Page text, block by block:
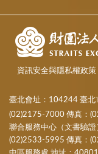
資訊安全與隱私權政策
臺北會址：104244 臺
(02)2175-7000 傳真：
聯合服務中心（文書驗
(02)2533-5995 傳真：